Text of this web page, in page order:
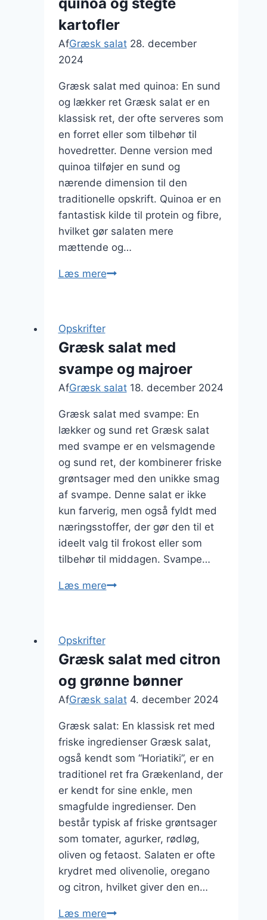
topping
kartofler
AfGræsk salat 28. december
2024
Græsk salat med quinoa: En sund
og lækker ret Græsk salat er en
klassisk ret, der ofte serveres som
en forret eller som tilbehør til
hovedretter. Denne version med
quinoa tilføjer en sund og
nærende dimension til den
traditionelle opskrift. Quinoa er en
fantastisk kilde til protein og fibre,
hvilket gør salaten mere
mættende og…
Læs mereGræsk
stegte
kartofler
Opskrifter
Græsk salat med
svampe og majroer
AfGræsk salat 18. december 2024
Græsk salat med svampe: En
lækker og sund ret Græsk salat
med svampe er en velsmagende
og sund ret, der kombinerer friske
grøntsager med den unikke smag
af svampe. Denne salat er ikke
kun farverig, men også fyldt med
næringsstoffer, der gør den til et
ideelt valg til frokost eller som
tilbehør til middagen. Svampe…
Læs mereGræsk
majroer
Opskrifter
Græsk salat med citron
og grønne bønner
AfGræsk salat 4. december 2024
Græsk salat: En klassisk ret med
friske ingredienser Græsk salat,
også kendt som “Horiatiki”, er en
traditionel ret fra Grækenland, der
er kendt for sine enkle, men
smagfulde ingredienser. Den
består typisk af friske grøntsager
som tomater, agurker, rødløg,
oliven og fetaost. Salaten er ofte
krydret med olivenolie, oregano
og citron, hvilket giver den en…
Læs mereGræsk